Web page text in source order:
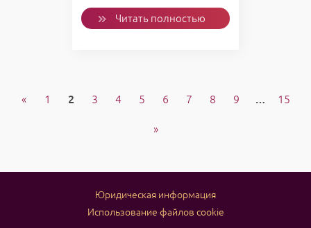
Читать полностью
« 1 2 3 4 5 6 7 8 9 … 15
»
Юридическая информация
Использование файлов cookie